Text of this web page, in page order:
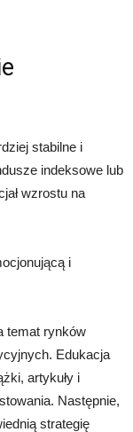
stabilne i
indeksowe lub
wzrostu na
i
temat rynków
Edukacja
artykuły i
Następnie,
strategię